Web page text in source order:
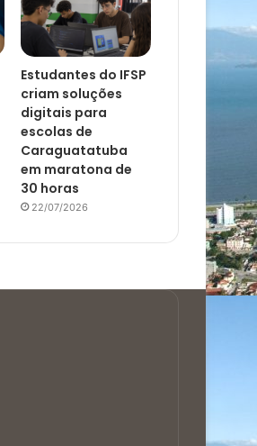
Estudantes do IFSP
criam soluções
digitais para
escolas de
Caraguatatuba
em maratona de
30 horas
22/07/2026